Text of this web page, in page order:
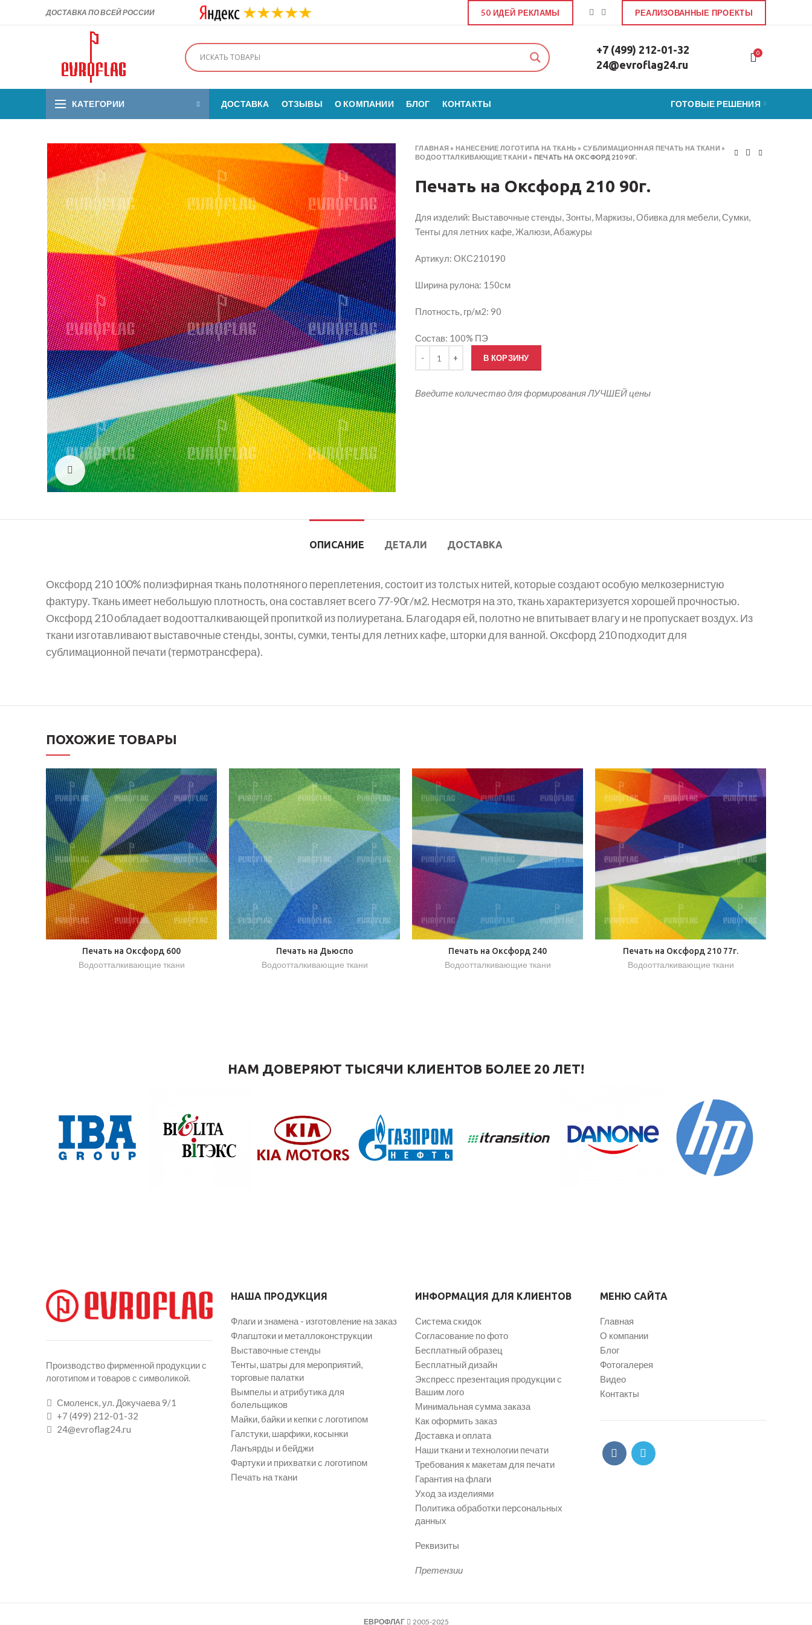
ДОСТАВКА ПО ВСЕЙ РОССИИ 50 ИДЕЙ РЕКЛАМЫ РЕАЛИЗОВАННЫЕ ПРОЕКТЫ
+7 (499) 212-01-32
24@evroflag24.ru
0
КАТЕГОРИИ ДОСТАВКА ОТЗЫВЫ О КОМПАНИИ БЛОГ КОНТАКТЫ ГОТОВЫЕ РЕШЕНИЯ
Click to enlarge
ГЛАВНАЯ »НАНЕСЕНИЕ ЛОГОТИПА НА ТКАНЬ »СУБЛИМАЦИОННАЯ ПЕЧАТЬ НА ТКАНИ »
ВОДООТТАЛКИВАЮЩИЕ ТКАНИ » ПЕЧАТЬ НА ОКСФОРД 210 90Г.
Печать на Оксфорд 210 90г.
Для изделий: Выставочные стенды, Зонты, Маркизы, Обивка для мебели, Сумки,
Тенты для летних кафе, Жалюзи, Абажуры
Артикул: ОКС210190
Ширина рулона: 150см
Плотность, гр/м2: 90
Состав: 100% ПЭ
В КОРЗИНУ
Введите количество для формирования ЛУЧШЕЙ цены
ОПИСАНИЕ ДЕТАЛИ ДОСТАВКА
Оксфорд 210 100% полиэфирная ткань полотняного переплетения, состоит из толстых нитей, которые создают особую мелкозернистую
фактуру. Ткань имеет небольшую плотность, она составляет всего 77-90г/м2. Несмотря на это, ткань характеризуется хорошей прочностью.
Оксфорд 210 обладает водоотталкивающей пропиткой из полиуретана. Благодаря ей, полотно не впитывает влагу и не пропускает воздух. Из
ткани изготавливают выставочные стенды, зонты, сумки, тенты для летних кафе, шторки для ванной. Оксфорд 210 подходит для
сублимационной печати (термотрансфера).
ПОХОЖИЕ ТОВАРЫ
Печать на Оксфорд 600
Водоотталкивающие ткани
Печать на Дьюспо
Водоотталкивающие ткани
Печать на Оксфорд 240
Водоотталкивающие ткани
Печать на Оксфорд 210 77г.
Водоотталкивающие ткани
НАМ ДОВЕРЯЮТ ТЫСЯЧИ КЛИЕНТОВ БОЛЕЕ 20 ЛЕТ!
Производство фирменной продукции с
логотипом и товаров с символикой.
Смоленск, ул. Докучаева 9/1
+7 (499) 212-01-32
24@evroflag24.ru
НАША ПРОДУКЦИЯ
Флаги и знамена - изготовление на заказ
Флагштоки и металлоконструкции
Выставочные стенды
Тенты, шатры для мероприятий,
торговые палатки
Вымпелы и атрибутика для
болельщиков
Майки, байки и кепки с логотипом
Галстуки, шарфики, косынки
Ланъярды и бейджи
Фартуки и прихватки с логотипом
Печать на ткани
ИНФОРМАЦИЯ ДЛЯ КЛИЕНТОВ
Система скидок
Согласование по фото
Бесплатный образец
Бесплатный дизайн
Экспресс презентация продукции с
Вашим лого
Минимальная сумма заказа
Как оформить заказ
Доставка и оплата
Наши ткани и технологии печати
Требования к макетам для печати
Гарантия на флаги
Уход за изделиями
Политика обработки персональных
данных
Реквизиты
Претензии
МЕНЮ САЙТА
Главная
О компании
Блог
Фотогалерея
Видео
Контакты
ЕВРОФЛАГ 2005-2025